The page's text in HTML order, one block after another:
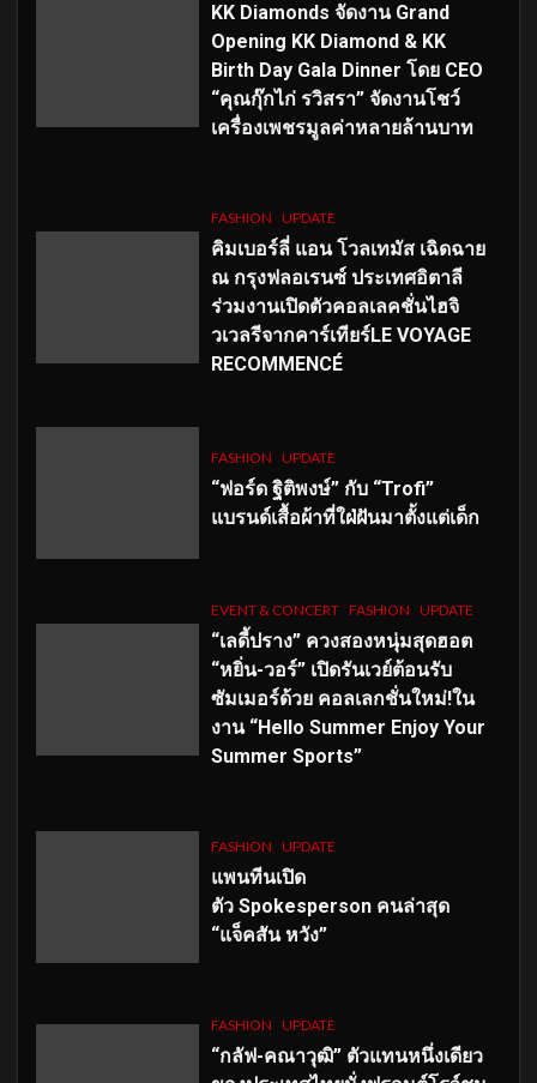
KK Diamonds จัดงาน Grand
Opening KK Diamond & KK
Birth Day Gala Dinner โดย CEO
“คุณกุ๊กไก่ รวิสรา” จัดงานโชว์
เครื่องเพชรมูลค่าหลายล้านบาท
FASHION UPDATE
คิมเบอร์ลี่ แอน โวลเทมัส เฉิดฉาย
ณ กรุงฟลอเรนซ์ ประเทศอิตาลี
ร่วมงานเปิดตัวคอลเลคชั่นไฮจิ
วเวลรีจากคาร์เทียร์LE VOYAGE
RECOMMENCÉ
FASHION UPDATE
“ฟอร์ด ฐิติพงษ์” กับ “Trofi”
แบรนด์เสื้อผ้าที่ใฝ่ฝันมาตั้งแต่เด็ก
EVENT & CONCERT FASHION UPDATE
“เลดี้ปราง” ควงสองหนุ่มสุดฮอต
“หยิ่น-วอร์” เปิดรันเวย์ต้อนรับ
ซัมเมอร์ด้วย คอลเลกชั่นใหม่!ใน
งาน “Hello Summer Enjoy Your
Summer Sports”
FASHION UPDATE
แพนทีนเปิด
ตัว Spokesperson คนล่าสุด
“แจ็คสัน หวัง”
FASHION UPDATE
“กลัฟ-คณาวุฒิ” ตัวแทนหนึ่งเดียว